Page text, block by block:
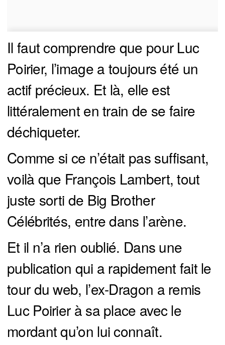
Il faut comprendre que pour Luc
Poirier, l’image a toujours été un
actif précieux. Et là, elle est
littéralement en train de se faire
déchiqueter.
Comme si ce n’était pas suffisant,
voilà que François Lambert, tout
juste sorti de Big Brother
Célébrités, entre dans l’arène.
Et il n’a rien oublié. Dans une
publication qui a rapidement fait le
tour du web, l’ex-Dragon a remis
Luc Poirier à sa place avec le
mordant qu’on lui connaît.